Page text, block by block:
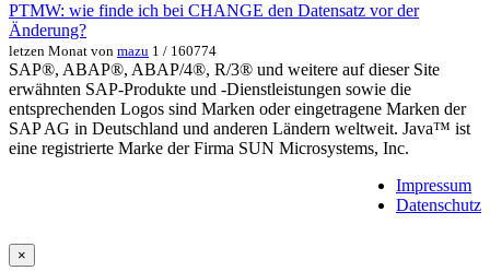
PTMW: wie finde ich bei CHANGE den Datensatz vor der
Änderung?
letzen Monat von mazu 1 / 160774
SAP®, ABAP®, ABAP/4®, R/3® und weitere auf dieser Site
erwähnten SAP-Produkte und -Dienstleistungen sowie die
entsprechenden Logos sind Marken oder eingetragene Marken der
SAP AG in Deutschland und anderen Ländern weltweit. Java™ ist
eine registrierte Marke der Firma SUN Microsystems, Inc.
Impressum
Datenschutz
×